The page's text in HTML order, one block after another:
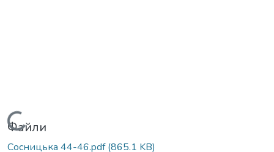
Вантажиться...
Файли
Сосницька 44-46.pdf(865.1 KB)